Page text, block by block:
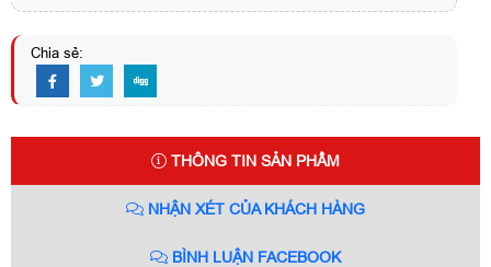
Chia sẻ:
THÔNG TIN SẢN PHẨM
NHẬN XÉT CỦA KHÁCH HÀNG
BÌNH LUẬN FACEBOOK